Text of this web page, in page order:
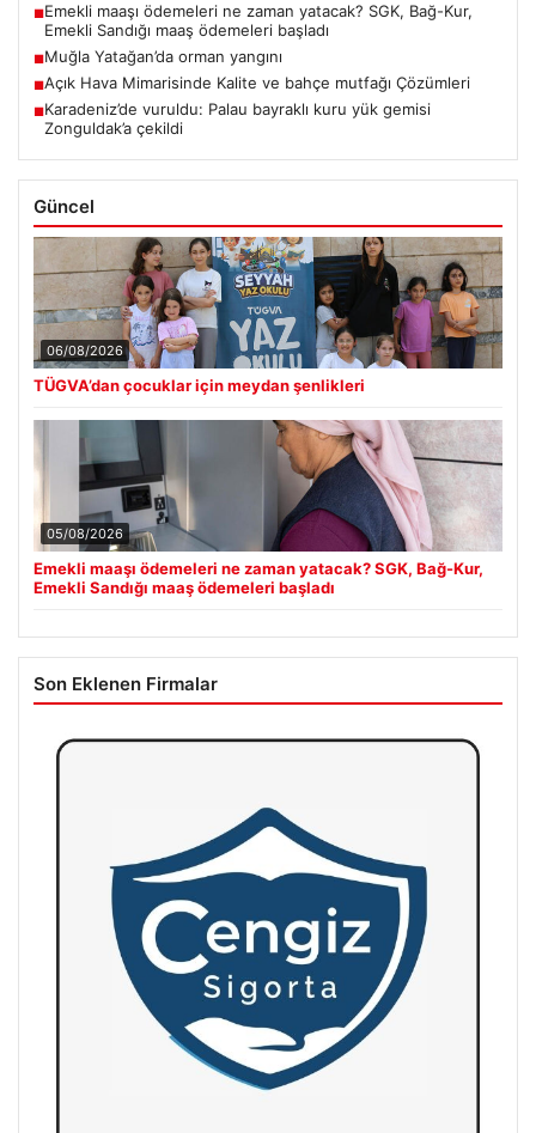
■Emekli maaşı ödemeleri ne zaman yatacak? SGK, Bağ-Kur,
Emekli Sandığı maaş ödemeleri başladı
■Muğla Yatağan’da orman yangını
■Açık Hava Mimarisinde Kalite ve bahçe mutfağı Çözümleri
■Karadeniz’de vuruldu: Palau bayraklı kuru yük gemisi
Zonguldak’a çekildi
Güncel
06/08/2026
TÜGVA’dan çocuklar için meydan şenlikleri
05/08/2026
Emekli maaşı ödemeleri ne zaman yatacak? SGK, Bağ-Kur,
Emekli Sandığı maaş ödemeleri başladı
Son Eklenen Firmalar